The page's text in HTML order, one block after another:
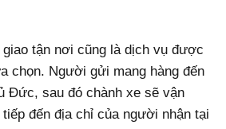
giao tận nơi cũng là dịch vụ được
chọn. Người gửi mang hàng đến
Đức, sau đó chành xe sẽ vận
đến địa chỉ của người nhận tại